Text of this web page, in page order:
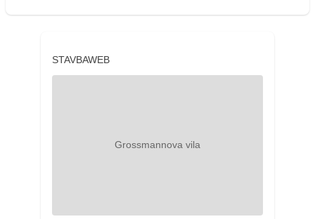
STAVBAWEB